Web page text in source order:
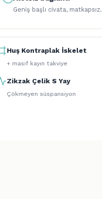
Geniş başlı civata, matkapsız.
Huş Kontraplak İskelet
+ masif kayın takviye
Zikzak Çelik S Yay
Çökmeyen süspansiyon